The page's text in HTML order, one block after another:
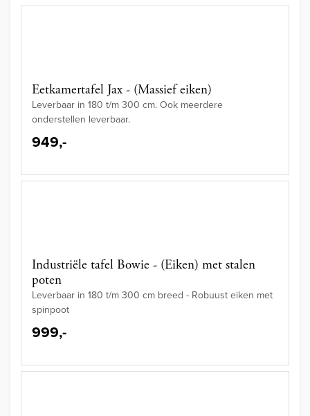
Eetkamertafel Jax - (Massief eiken)
Leverbaar in 180 t/m 300 cm. Ook meerdere
onderstellen leverbaar.
949,-
Industriële tafel Bowie - (Eiken) met stalen
poten
Leverbaar in 180 t/m 300 cm breed - Robuust eiken met
spinpoot
999,-